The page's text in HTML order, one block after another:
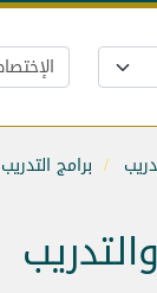
برامج